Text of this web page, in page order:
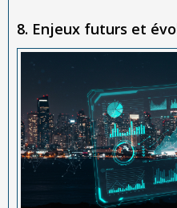
8. Enjeux futurs et